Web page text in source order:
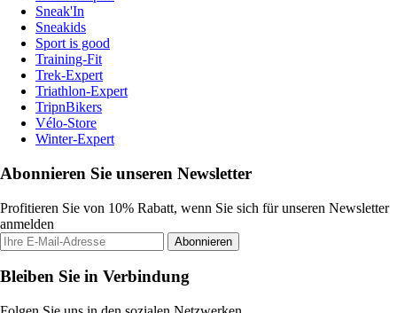
Sneak'In
Sneakids
Sport is good
Training-Fit
Trek-Expert
Triathlon-Expert
TripnBikers
Vélo-Store
Winter-Expert
Abonnieren Sie unseren Newsletter
Profitieren Sie von 10% Rabatt, wenn Sie sich für unseren Newsletter
anmelden
Abonnieren
Bleiben Sie in Verbindung